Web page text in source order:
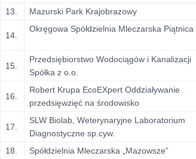
13. Mazurski Park Krajobrazowy
14.
Okręgowa Spółdzielnia Mleczarska Piątnica
15.
Przedsiębiorstwo Wodociągów i Kanalizacji
Spółka z o.o.
16.
Robert Krupa EcoEXpert Oddziaływanie
przedsięwzięć na środowisko
17.
SLW Biolab, Weterynaryjne Laboratorium
Diagnostyczne sp.cyw.
18.
Spółdzielnia Mleczarska „Mazowsze”